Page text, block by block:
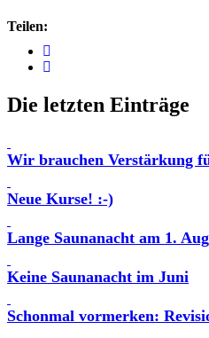
Teilen:
Die letzten Einträge
Wir brauchen Verstärkung
Neue Kurse! :-)
Lange Saunanacht am 1.
Keine Saunanacht im Juni
Schonmal vormerken: